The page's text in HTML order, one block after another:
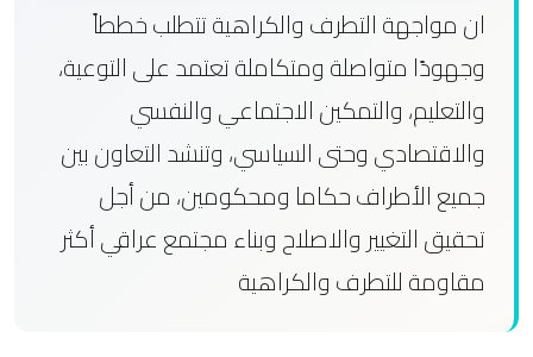
ان مواجهة التطرف والكراهية تتطلب خططاً
وجهودًا متواصلة ومتكاملة تعتمد على التوعية،
والتعليم، والتمكين الاجتماعي والنفسي
والاقتصادي وحتى السياسي، وتنشد التعاون بين
جميع الأطراف حكاما ومحكومين، من أجل
تحقيق التغيير والاصلاح وبناء مجتمع عراقي أكثر
مقاومة للتطرف والكراهية